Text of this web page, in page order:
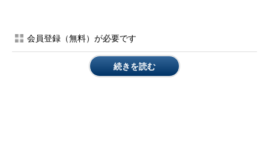
ソフトウェア的には分析が可能なのに、マシンパワーが追い付
かない。「それならば」とチューニングをするにしても、そう簡
単ではありません。従来のチューニングといえばテーブル設計や
会員登録（無料）が必要です
続きを読む